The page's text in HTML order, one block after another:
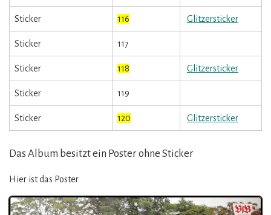
Sticker 116 Glitzersticker
Sticker 117
Sticker 118 Glitzersticker
Sticker 119
Sticker 120 Glitzersticker
Das Album besitzt ein Poster ohne Sticker
Hier ist das Poster